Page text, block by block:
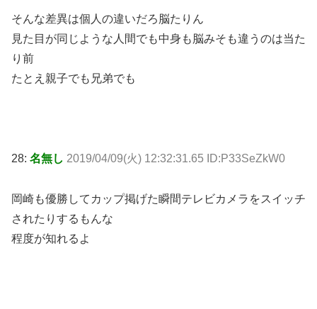
そんな差異は個人の違いだろ脳たりん
見た目が同じような人間でも中身も脳みそも違うのは当た
り前
たとえ親子でも兄弟でも
28: 名無し 2019/04/09(火) 12:32:31.65 ID:P33SeZkW0
岡崎も優勝してカップ掲げた瞬間テレビカメラをスイッチ
されたりするもんな
程度が知れるよ